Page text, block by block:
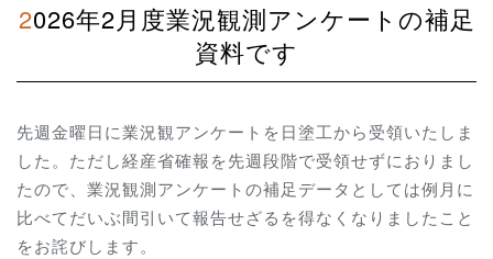
2026年2月度業況観測アンケートの補足
資料です
先週金曜日に業況観アンケートを日塗工から受領いたしま
した。ただし経産省確報を先週段階で受領せずにおりまし
たので、業況観測アンケートの補足データとしては例月に
比べてだいぶ間引いて報告せざるを得なくなりましたこと
をお詫びします。